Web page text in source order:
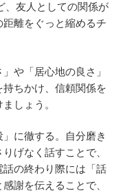
、友人としての関係が
離をぐっと縮めるチ
や「居心地の良さ」
ちかけ、信頼関係を
しょう。
に徹する。自分磨き
げなく話すことで、
話の終わり際には「話
謝を伝えることで、